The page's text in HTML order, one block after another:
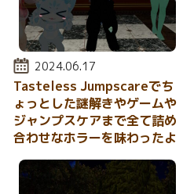
投稿日:
2024.06.17
Tasteless Jumpscareでち
ょっとした謎解きやゲームや
ジャンプスケアまで全て詰め
合わせなホラーを味わったよ